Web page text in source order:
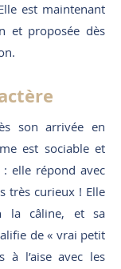
est maintenant
et proposée dès
son arrivée en
est sociable et
: elle répond avec
très curieux ! Elle
la câline, et sa
de « vrai petit
à l’aise avec les